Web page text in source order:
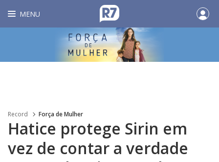
MENU
Record Força de Mulher
Hatice protege Sirin em
vez de contar a verdade